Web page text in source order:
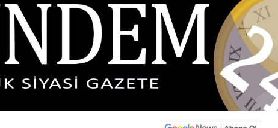
Yönelik Şiddetle Mücadele İçin Kurumlar Bir Araya Geldi
Değil, Kur’an’ın Anlamıyla Yaşamaktır
Fuzuli Aydoğdu’dan Erzincan Valisi Hamza Aydoğdu’ya Ziyaret